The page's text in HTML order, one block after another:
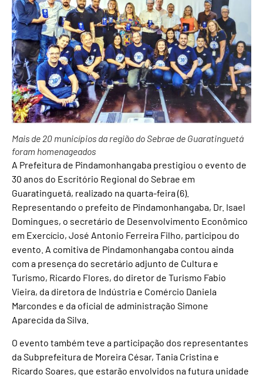
Mais de 20 municípios da região do Sebrae de Guaratinguetá
foram homenageados
A Prefeitura de Pindamonhangaba prestigiou o evento de
30 anos do Escritório Regional do Sebrae em
Guaratinguetá, realizado na quarta-feira (6).
Representando o prefeito de Pindamonhangaba, Dr. Isael
Domingues, o secretário de Desenvolvimento Econômico
em Exercício, José Antonio Ferreira Filho, participou do
evento. A comitiva de Pindamonhangaba contou ainda
com a presença do secretário adjunto de Cultura e
Turismo, Ricardo Flores, do diretor de Turismo Fabio
Vieira, da diretora de Indústria e Comércio Daniela
Marcondes e da oficial de administração Simone
Aparecida da Silva.
O evento também teve a participação dos representantes
da Subprefeitura de Moreira César, Tania Cristina e
Ricardo Soares, que estarão envolvidos na futura unidade